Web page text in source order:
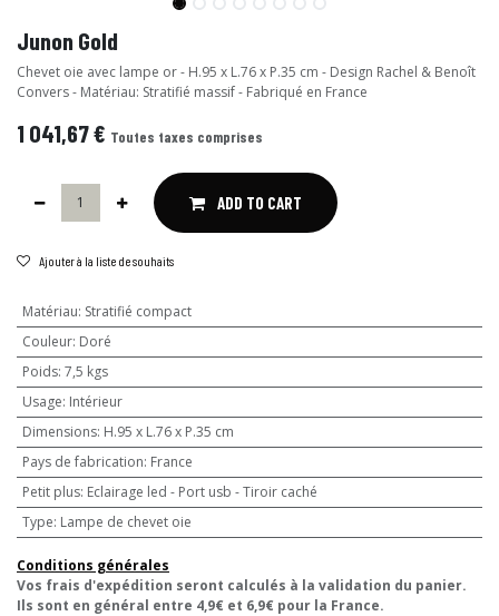
Junon Gold
Chevet oie avec lampe or - H.95 x L.76 x P.35 cm - Design Rachel & Benoît
Convers - Matériau: Stratifié massif - Fabriqué en France
1 041,67€ Toutes taxes comprises
ADD TO CART
Ajouter à la liste de souhaits
Matériau: Stratifié compact
Couleur: Doré
Poids: 7,5 kgs
Usage: Intérieur
Dimensions: H.95 x L.76 x P.35 cm
Pays de fabrication: France
Petit plus: Eclairage led - Port usb - Tiroir caché
Type: Lampe de chevet oie
Conditions générales
Vos frais d'expédition seront calculés à la validation du panier.
Ils sont en général entre 4,9€ et 6,9€ pour la France.